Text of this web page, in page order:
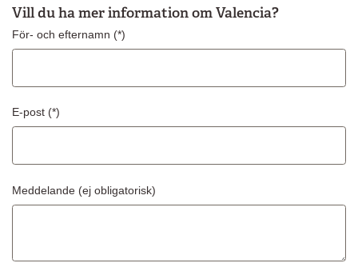
Vill du ha mer information om Valencia?
För- och efternamn
E-post
Meddelande (ej obligatorisk)